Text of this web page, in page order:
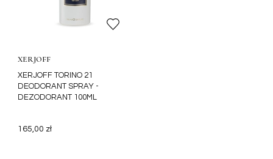
XERJOFF TORINO 21
DEODORANT SPRAY -
DEZODORANT 100ML
XERJOFF
165,00 zł